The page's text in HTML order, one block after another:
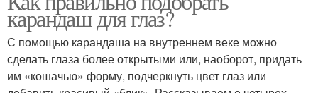
карандаш для глаз?
С помощью карандаша на внутреннем веке можно
сделать глаза более открытыми или, наоборот, придать
им «кошачью» форму, подчеркнуть цвет глаз или